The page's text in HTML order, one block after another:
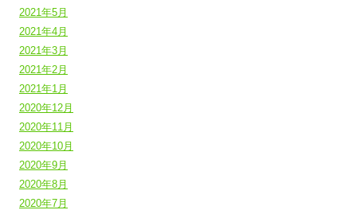
2021年5月
2021年4月
2021年3月
2021年2月
2021年1月
2020年12月
2020年11月
2020年10月
2020年9月
2020年8月
2020年7月